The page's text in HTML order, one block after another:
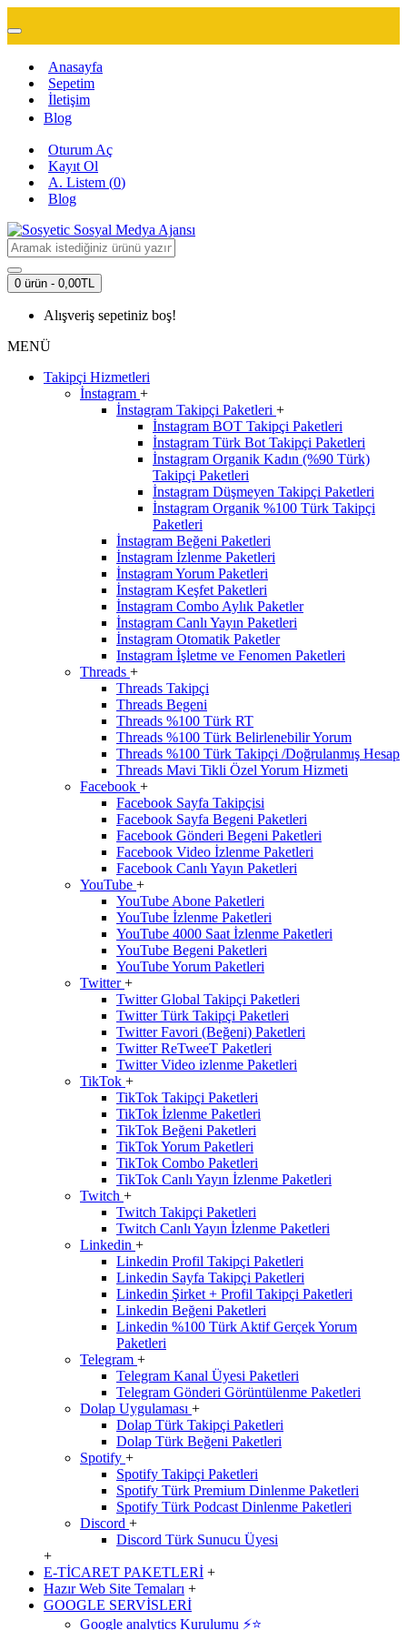
Anasayfa
Sepetim
İletişim
Blog
Oturum Aç
Kayıt Ol
A. Listem (0)
Blog
0 ürün - 0,00TL
Alışveriş sepetiniz boş!
MENÜ
Takipçi Hizmetleri
İnstagram +
İnstagram Takipçi Paketleri +
İnstagram BOT Takipçi Paketleri
İnstagram Türk Bot Takipçi Paketleri
İnstagram Organik Kadın (%90 Türk)
Takipçi Paketleri
İnstagram Düşmeyen Takipçi Paketleri
İnstagram Organik %100 Türk Takipçi
Paketleri
İnstagram Beğeni Paketleri
İnstagram İzlenme Paketleri
İnstagram Yorum Paketleri
İnstagram Keşfet Paketleri
İnstagram Combo Aylık Paketler
İnstagram Canlı Yayın Paketleri
İnstagram Otomatik Paketler
Instagram İşletme ve Fenomen Paketleri
Threads +
Threads Takipçi
Threads Begeni
Threads %100 Türk RT
Threads %100 Türk Belirlenebilir Yorum
Threads %100 Türk Takipçi /Doğrulanmış Hesap
Threads Mavi Tikli Özel Yorum Hizmeti
Facebook +
Facebook Sayfa Takipçisi
Facebook Sayfa Begeni Paketleri
Facebook Gönderi Begeni Paketleri
Facebook Video İzlenme Paketleri
Facebook Canlı Yayın Paketleri
YouTube +
YouTube Abone Paketleri
YouTube İzlenme Paketleri
YouTube 4000 Saat İzlenme Paketleri
YouTube Begeni Paketleri
YouTube Yorum Paketleri
Twitter+
Twitter Global Takipçi Paketleri
Twitter Türk Takipçi Paketleri
Twitter Favori (Beğeni) Paketleri
Twitter ReTweeT Paketleri
Twitter Video izlenme Paketleri
TikTok +
TikTok Takipçi Paketleri
TikTok İzlenme Paketleri
TikTok Beğeni Paketleri
TikTok Yorum Paketleri
TikTok Combo Paketleri
TikTok Canlı Yayın İzlenme Paketleri
Twitch +
Twitch Takipçi Paketleri
Twitch Canlı Yayın İzlenme Paketleri
Linkedin +
Linkedin Profil Takipçi Paketleri
Linkedin Sayfa Takipçi Paketleri
Linkedin Şirket + Profil Takipçi Paketleri
Linkedin Beğeni Paketleri
Linkedin %100 Türk Aktif Gerçek Yorum
Paketleri
Telegram +
Telegram Kanal Üyesi Paketleri
Telegram Gönderi Görüntülenme Paketleri
Dolap Uygulaması +
Dolap Türk Takipçi Paketleri
Dolap Türk Beğeni Paketleri
Spotify +
Spotify Takipçi Paketleri
Spotify Türk Premium Dinlenme Paketleri
Spotify Türk Podcast Dinlenme Paketleri
Discord +
Discord Türk Sunucu Üyesi
+
E-TİCARET PAKETLERİ +
Hazır Web Site Temaları +
GOOGLE SERVİSLERİ
Google analytics Kurulumu ⚡️⭐